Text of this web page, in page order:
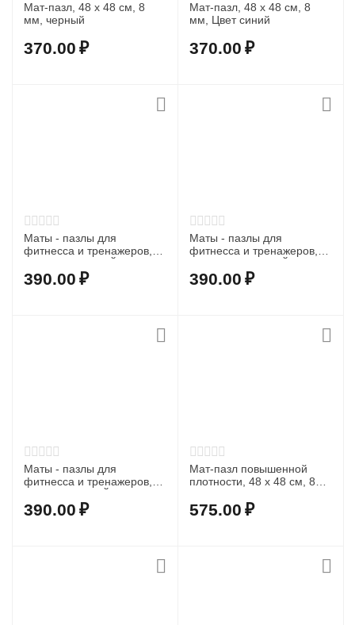
Мат-пазл, 48 х 48 см, 8
мм, черный
370.00 ₽
Мат-пазл, 48 х 48 см, 8
мм, Цвет синий
370.00 ₽
Маты - пазлы для
фитнесса и тренажеров, 1
390.00 ₽
Маты - пазлы для
фитнесса и тренажеров, 1
390.00 ₽
Маты - пазлы для
фитнесса и тренажеров, 1
390.00 ₽
Мат-пазл повышенной
плотности, 48 х 48 см, 8
575.00 ₽